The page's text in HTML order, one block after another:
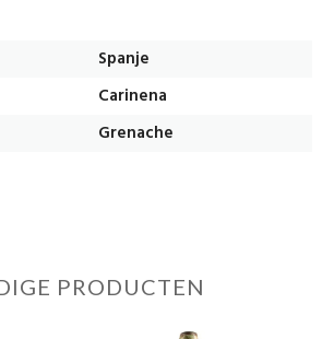
Spanje
Carinena
Grenache
PRODUCTEN